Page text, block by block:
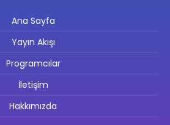
Ana Sayfa
Yayın Akışı
Programcılar
İletişim
Hakkımızda